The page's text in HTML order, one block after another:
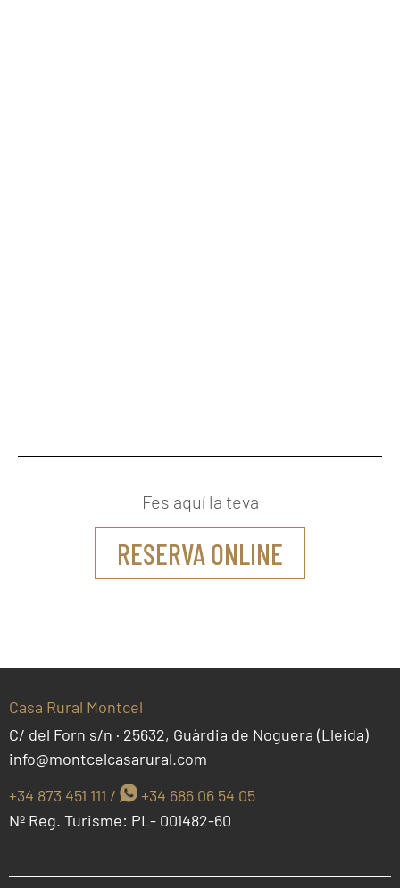
Fes aquí la teva
RESERVA ONLINE
Casa Rural Montcel
C/ del Forn s/n · 25632, Guàrdia de Noguera (Lleida)
info@montcelcasarural.com
+34 873 451 111 /
+34 686 06 54 05
Nº Reg. Turisme: PL- 001482-60